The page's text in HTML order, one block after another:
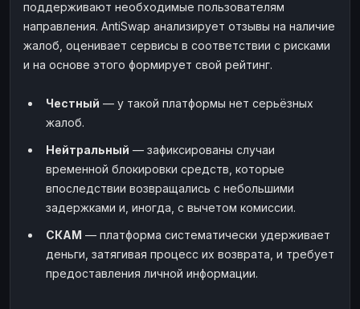
поддерживают необходимые пользователям
направления. AntiSwap анализирует отзывы на наличие
жалоб, оценивает сервисы в соответствии с рисками
и на основе этого формирует свой рейтинг.
Честный — у такой платформы нет серьёзных
жалоб.
Нейтральный — зафиксированы случаи
временной блокировки средств, которые
впоследствии возвращались с небольшими
задержками и, иногда, с вычетом комиссии.
СКАМ — платформа систематически удерживает
деньги, затягивая процесс их возврата, и требует
предоставления личной информации.